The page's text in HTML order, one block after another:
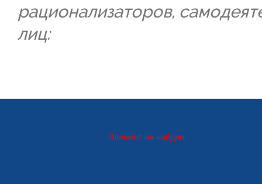
рационализаторов,
лиц:
Элемент не найден!